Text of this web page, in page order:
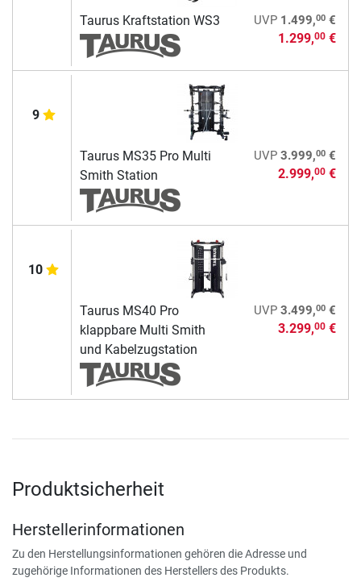
Taurus Kraftstation WS3 UVP 1.499,00€
1.299,00€
9
Taurus MS35 Pro Multi
Smith Station
UVP 3.999,00€
2.999,00€
10
Taurus MS40 Pro
klappbare Multi Smith
und Kabelzugstation
UVP 3.499,00€
3.299,00€
Produktsicherheit
Herstellerinformationen
Zu den Herstellungsinformationen gehören die Adresse und
zugehörige Informationen des Herstellers des Produkts.